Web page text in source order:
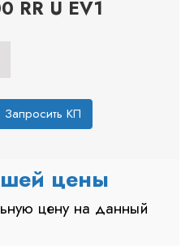
RR U EV1
Запросить КП
цены
цену на данный